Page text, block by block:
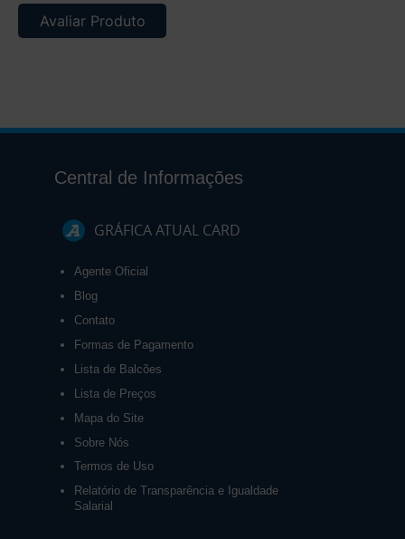
Avaliar Produto
Central de Informações
GRÁFICA ATUAL CARD
Agente Oficial
Blog
Contato
Formas de Pagamento
Lista de Balcões
Lista de Preços
Mapa do Site
Sobre Nós
Termos de Uso
Relatório de Transparência e Igualdade
Salarial